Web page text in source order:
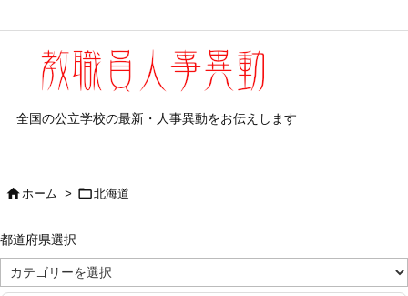
全国の公立学校の最新・人事異動をお伝えします
ホーム > 北海道
都道府県選択
道